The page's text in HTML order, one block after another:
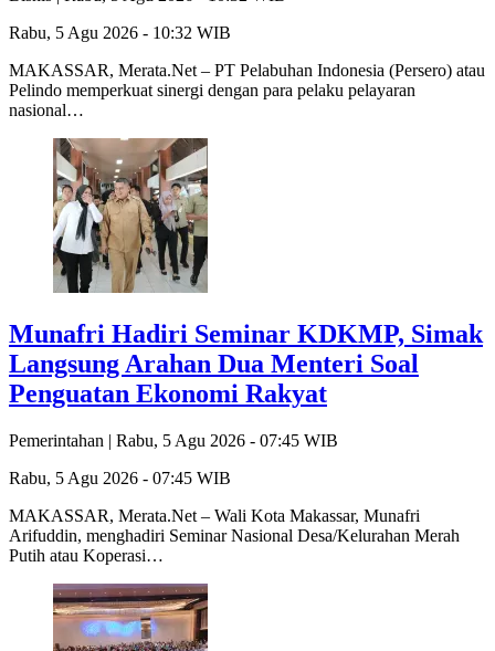
Rabu, 5 Agu 2026 - 10:32 WIB
MAKASSAR, Merata.Net – PT Pelabuhan Indonesia (Persero) atau
Pelindo memperkuat sinergi dengan para pelaku pelayaran
nasional…
Munafri Hadiri Seminar KDKMP, Simak
Langsung Arahan Dua Menteri Soal
Penguatan Ekonomi Rakyat
Pemerintahan | Rabu, 5 Agu 2026 - 07:45 WIB
Rabu, 5 Agu 2026 - 07:45 WIB
MAKASSAR, Merata.Net – Wali Kota Makassar, Munafri
Arifuddin, menghadiri Seminar Nasional Desa/Kelurahan Merah
Putih atau Koperasi…